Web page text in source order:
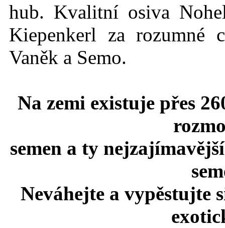
hub. Kvalitní osiva
Kiepenkerl za rozumné
Vaněk a Semo.
Na zemi existuje přes
semen a ty
Neváhejte a vypěstujte